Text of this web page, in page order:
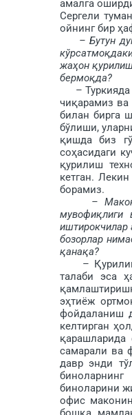
амалга
Сергели
ойнинг бир
– Бутун
жаҳон
бер­моқда?
– Туркияда
чиқарамиз ва
билан бирга
бўлиши,
қишда биз
соҳасидаги
қурилиш
кетган.
борамиз.
–
иштирокчилар
бозорлар
қанақа?
– Қурилиш
талаби эса
эҳтиёж
фойдаланиш
келтирган
самарали ва
давр энди
биноларини
офис